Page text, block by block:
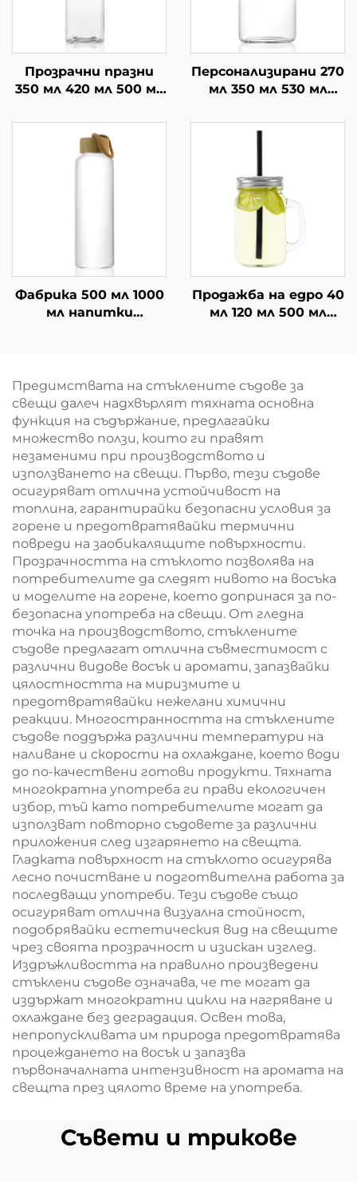
Прозрачни празни
350 мл 420 мл 500 мл
стъклени бутилки
за напитки
Персонализирани 270
мл 350 мл 530 мл
херметически
Фабрика 500 мл 1000
мл напитки
едро
Продажба на едро 40
мл 120 мл 500 мл
Предимствата на стъклените съдове за
свещи далеч надхвърлят тяхната основна
функция на съдържание, предлагайки
множество ползи, които ги правят
незаменими при производството и
използването на свещи. Първо, тези съдове
осигуряват отлична устойчивост на
топлина, гарантирайки безопасни условия за
горене и предотвратявайки термични
повреди на заобикалящите повърхности.
Прозрачността на стъклото позволява на
потребителите да следят нивото на восъка
и моделите на горене, което допринася за по-
безопасна употреба на свещи. От гледна
точка на производството, стъклените
съдове предлагат отлична съвместимост с
различни видове восък и аромати, запазвайки
цялостността на миризмите и
предотвратявайки нежелани химични
реакции. Многостранността на стъклените
съдове поддържа различни температури на
наливане и скорости на охлаждане, което води
до по-качествени готови продукти. Тяхната
многократна употреба ги прави екологичен
избор, тъй като потребителите могат да
използват повторно съдовете за различни
приложения след изгарянето на свещта.
Гладката повърхност на стъклото осигурява
лесно почистване и подготвителна работа за
последващи употреби. Тези съдове също
осигуряват отлична визуална стойност,
подобрявайки естетическия вид на свещите
чрез своята прозрачност и изискан изглед.
Издръжливостта на правилно произведени
стъклени съдове означава, че те могат да
издържат многократни цикли на нагряване и
охлаждане без деградация. Освен това,
непропускливата им природа предотвратява
процеждането на восък и запазва
първоначалната интензивност на аромата на
свещта през цялото време на употреба.
Съвети и трикове